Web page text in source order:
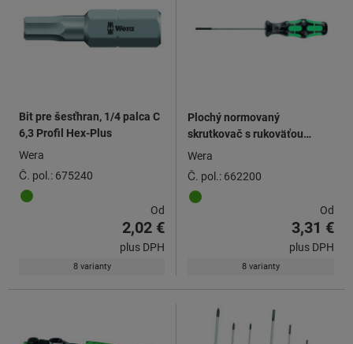
Bit pre šesťhran, 1/4 palca C
6,3 Profil Hex-Plus
Wera
Č. pol.: 675240
Od
2,02 €
plus DPH
8 varianty
Plochý normovaný
skrutkovač s rukoväťou
Kraftform
Wera
Č. pol.: 662200
Od
3,31 €
plus DPH
8 varianty